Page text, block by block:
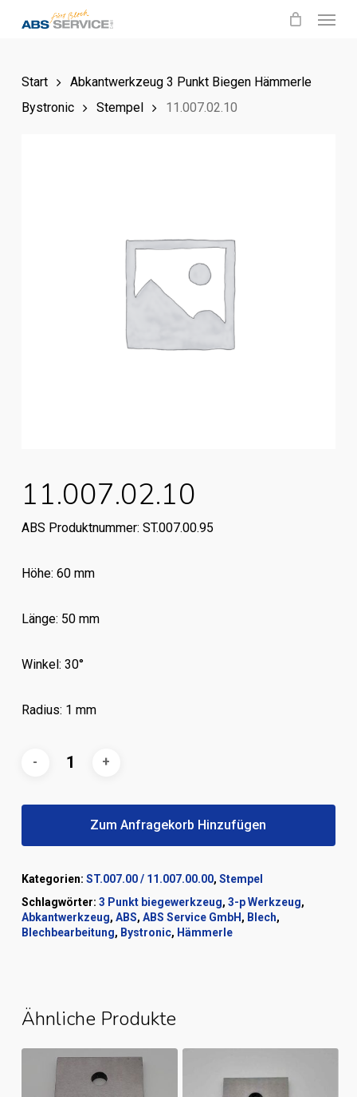
content
Start
Abkantwerkzeug 3 Punkt Biegen Hämmerle
Bystronic
Stempel 11.007.02.10
11.007.02.10
ABS Produktnummer: ST.007.00.95
Höhe: 60 mm
Länge: 50 mm
Winkel: 30°
Radius: 1 mm
Zum Anfragekorb Hinzufügen
Kategorien: ST.007.00 / 11.007.00.00, Stempel
Schlagwörter: 3 Punkt biegewerkzeug, 3-p Werkzeug,
Abkantwerkzeug, ABS, ABS Service GmbH , Blech,
Blechbearbeitung, Bystronic, Hämmerle
Ähnliche Produkte